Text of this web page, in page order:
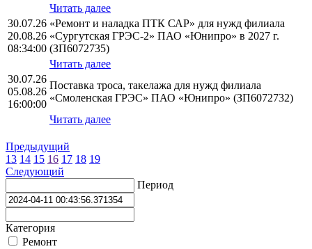
Читать далее
30.07.26
20.08.26
08:34:00
«Ремонт и наладка ПТК САР» для нужд филиала
«Сургутская ГРЭС-2» ПАО «Юнипро» в 2027 г.
(ЗП6072735)
Читать далее
30.07.26
05.08.26
16:00:00
Поставка троса, такелажа для нужд филиала
«Смоленская ГРЭС» ПАО «Юнипро» (ЗП6072732)
Читать далее
Предыдущий
13 14 15 16 17 18 19
Следующий
Период
Категория
Ремонт